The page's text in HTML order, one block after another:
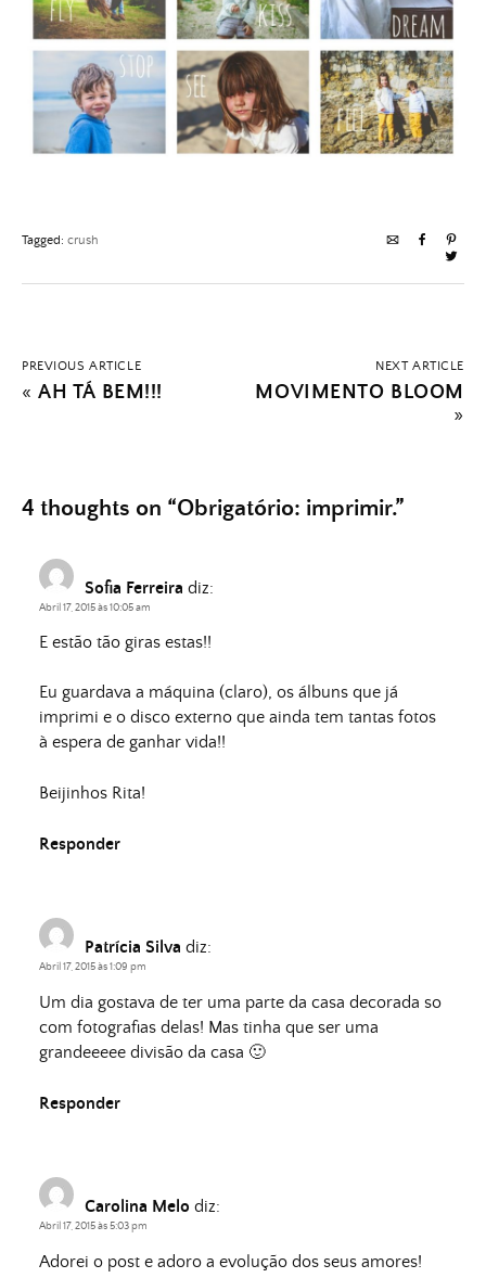
Tagged: crush
PREVIOUS ARTICLE
«AH TÁ BEM!!!
NEXT ARTICLE
MOVIMENTO BLOOM
»
4 thoughts on “Obrigatório: imprimir.”
Sofia Ferreira diz:
Abril 17, 2015 às 10:05 am
E estão tão giras estas!!
Eu guardava a máquina (claro), os álbuns que já
imprimi e o disco externo que ainda tem tantas fotos
à espera de ganhar vida!!
Beijinhos Rita!
Responder
Patrícia Silva diz:
Abril 17, 2015 às 1:09 pm
Um dia gostava de ter uma parte da casa decorada so
com fotografias delas! Mas tinha que ser uma
grandeeeee divisão da casa 🙂
Responder
Carolina Melo diz:
Abril 17, 2015 às 5:03 pm
Adorei o post e adoro a evolução dos seus amores!